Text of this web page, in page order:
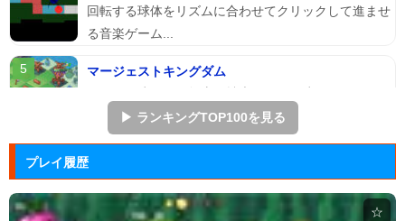
回転する球体をリズムに合わせてクリックして進ませ
る音楽ゲーム...
マージェストキングダム
ションゲーム...
ジュエルカラーリング
宝石を入れ替えて床と同じ色に揃えるカラーパズルゲ
ーム。
▶ ランキングTOP100を見る
プレイ履歴
☆